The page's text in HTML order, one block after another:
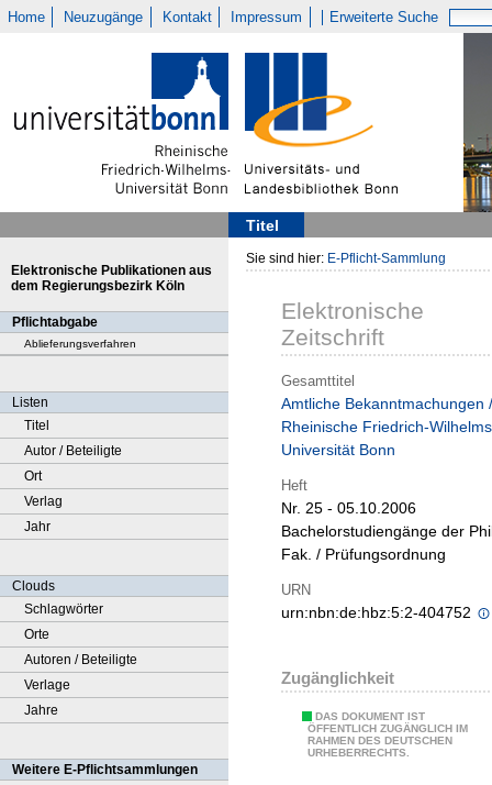
Home Neuzugänge Kontakt Impressum Erweiterte Suche
Titel
Elektronische Publikationen aus
dem Regierungsbezirk Köln
Pflichtabgabe
Ablieferungsverfahren
Listen
Titel
Autor / Beteiligte
Ort
Verlag
Jahr
Clouds
Schlagwörter
Orte
Autoren / Beteiligte
Verlage
Jahre
Weitere E-Pflichtsammlungen
Sie sind hier: E-Pflicht-Sammlung
Elektronische
Zeitschrift
Gesamttitel
Amtliche Bekanntmachungen /
Rheinische Friedrich-
Universität Bonn
Heft
Nr. 25 - 05.10.2006
Bachelorstudiengänge der
Fak. / Prüfungsordnung
URN
urn:nbn:de:hbz:5:2-404752
Zugänglichkeit
DAS DOKUMENT IST
ÖFFENTLICH ZUGÄNGLICH IM
RAHMEN DES DEUTSCHEN
URHEBERRECHTS.